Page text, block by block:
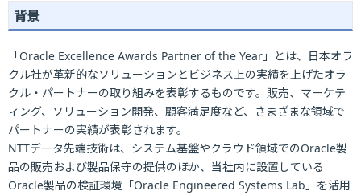
背景
「Oracle Excellence Awards Partner of the Year」とは、日本オラ
クル社が革新的なソリューションとビジネス上の実績を上げたオラ
クル・パートナーの取り組みを表彰するものです。販売、マーケテ
ィング、ソリューション開発、顧客満足度など、さまざまな領域で
パートナーの実績が表彰されます。
NTTデータ先端技術は、システム基盤やクラウド領域でのOracle製
品の販売および製品保守の提供のほか、当社内に設置している
Oracle製品の検証環境「Oracle Engineered Systems Lab」を活用